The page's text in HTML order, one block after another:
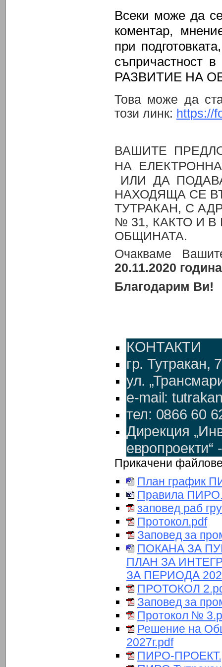
Всеки може да
коментар,
при
съпричастност
РАЗВИТИЕ НА
Това може да
този линк: https://
ВАШИТЕ
НА
ИЛИ ДА
НАХОДЯЩА СЕ
ТУТРАКАН, С
№ 31, КАКТО И
ОБЩИНАТА.
Очакваме
20.11.2020 година
Благодарим Ви!
КОНТАКТИ
гр. Тутракан,
ул.
e-mail:
тел: 0866 60
Дирекция
европроекти“
Прикачени
План график
Правила
заповед раб
Протокол.pdf
Заповед за
ПОКАНА ЗА
ПЛАН ЗА
ЗА ПЕРИОДА
ПРОТОКОЛ
Заповед за
Протокол №
Решение на
2027г.pdf
ПИРО-